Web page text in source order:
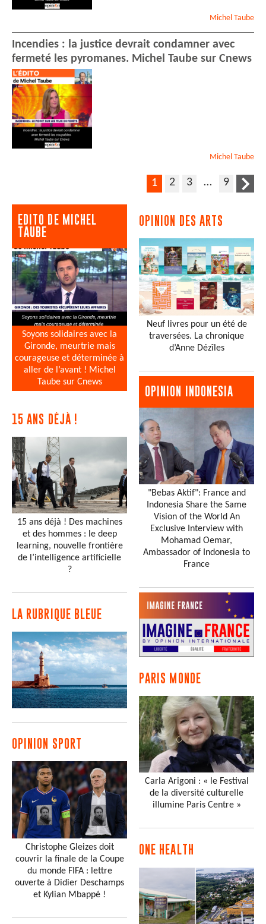
Michel Taube
Incendies : la justice devrait condamner avec
fermeté les pyromanes. Michel Taube sur Cnews
Michel Taube
1 2 3 … 9
EDITO DE MICHEL
TAUBE
Soyons solidaires avec la
Gironde, meurtrie mais
courageuse et déterminée à
aller de l’avant ! Michel
Taube sur Cnews
15 ANS DÉJÀ !
15 ans déjà ! Des machines
et des hommes : le deep
learning, nouvelle frontière
de l’intelligence artificielle
?
LA RUBRIQUE BLEUE
OPINION SPORT
Christophe Gleizes doit
couvrir la finale de la Coupe
du monde FIFA : lettre
ouverte à Didier Deschamps
et Kylian Mbappé !
OPINION DES ARTS
Neuf livres pour un été de
traversées. La chronique
d’Anne Dézîles
OPINION INDONESIA
"Bebas Aktif": France and
Indonesia Share the Same
Vision of the World An
Exclusive Interview with
Mohamad Oemar,
Ambassador of Indonesia to
France
PARIS MONDE
Carla Arigoni : « le Festival
de la diversité culturelle
illumine Paris Centre »
ONE HEALTH